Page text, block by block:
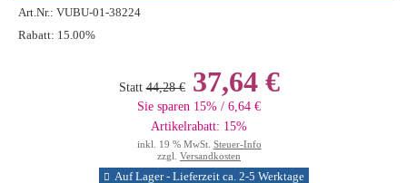
Art.Nr.: VUBU-01-38224
Rabatt: 15.00%
Statt 44,28 €37,64 €
Sie sparen 15% / 6,64 €
Artikelrabatt: 15%
inkl. 19 % MwSt. Steuer-Info
zzgl. Versandkosten
Auf Lager - Lieferzeit ca. 2-5 Werktage